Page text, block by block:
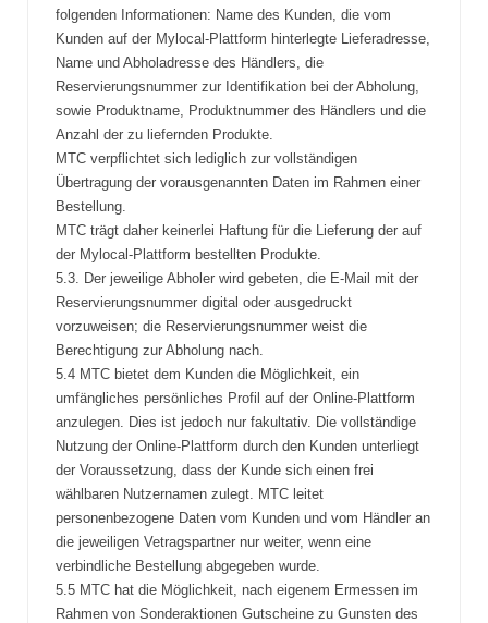
folgenden Informationen: Name des Kunden, die vom
Kunden auf der Mylocal-Plattform hinterlegte Lieferadresse,
Name und Abholadresse des Händlers, die
Reservierungsnummer zur Identifikation bei der Abholung,
sowie Produktname, Produktnummer des Händlers und die
Anzahl der zu liefernden Produkte.
MTC verpflichtet sich lediglich zur vollständigen
Übertragung der vorausgenannten Daten im Rahmen einer
Bestellung.
MTC trägt daher keinerlei Haftung für die Lieferung der auf
der Mylocal-Plattform bestellten Produkte.
5.3. Der jeweilige Abholer wird gebeten, die E-Mail mit der
Reservierungsnummer digital oder ausgedruckt
vorzuweisen; die Reservierungsnummer weist die
Berechtigung zur Abholung nach.
5.4 MTC bietet dem Kunden die Möglichkeit, ein
umfängliches persönliches Profil auf der Online-Plattform
anzulegen. Dies ist jedoch nur fakultativ. Die vollständige
Nutzung der Online-Plattform durch den Kunden unterliegt
der Voraussetzung, dass der Kunde sich einen frei
wählbaren Nutzernamen zulegt. MTC leitet
personenbezogene Daten vom Kunden und vom Händler an
die jeweiligen Vetragspartner nur weiter, wenn eine
verbindliche Bestellung abgegeben wurde.
5.5 MTC hat die Möglichkeit, nach eigenem Ermessen im
Rahmen von Sonderaktionen Gutscheine zu Gunsten des